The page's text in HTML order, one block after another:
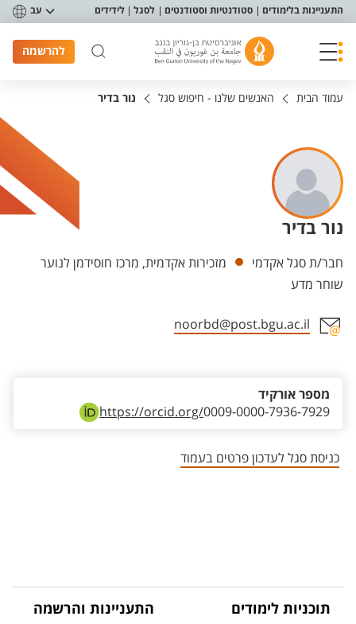
תפריט נגישות
התעניינות בלימודים סטודנטיות וסטודנטים לסגל לידידים עב
להרשמה
עמוד הבית האנשים שלנו - חיפוש סגל נור בדיר
נור בדיר
יחידות
חבר/ת סגל אקדמי
מזכירות אקדמית, מרכז חוסידמן לנוער
שוחר מדע
noorbd@post.bgu.ac.il
https://orcid.org/0009-0000-7936-7929
מספר אורקיד
כניסת סגל לעדכון פרטים בעמוד
תוכניות לימודים התעניינות והרשמה